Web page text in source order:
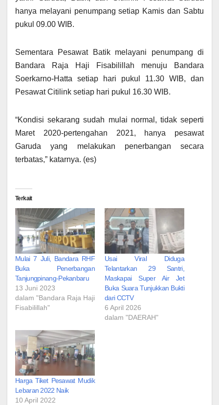
hanya melayani penumpang setiap Kamis dan Sabtu
pukul 09.00 WIB.
Sementara Pesawat Batik melayani penumpang di
Bandara Raja Haji Fisabilillah menuju Bandara
Soerkarno-Hatta setiap hari pukul 11.30 WIB, dan
Pesawat Citilink setiap hari pukul 16.30 WIB.
“Kondisi sekarang sudah mulai normal, tidak seperti
Maret 2020-pertengahan 2021, hanya pesawat
Garuda yang melakukan penerbangan secara
terbatas,” katarnya. (es)
Terkait
Mulai 7 Juli, Bandara RHF
Buka Penerbangan
Tanjungpinang-Pekanbaru
13 Juni 2023
dalam "Bandara Raja Haji
Fisabilillah"
Usai Viral Diduga
Telantarkan 29 Santri,
Maskapai Super Air Jet
Buka Suara Tunjukkan Bukti
dari CCTV
6 April 2026
dalam "DAERAH"
Harga Tiket Pesawat Mudik
Lebaran 2022 Naik
10 April 2022